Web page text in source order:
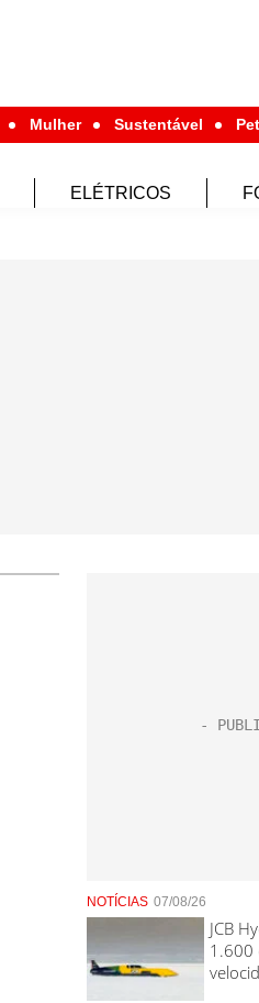
Mulher Sustentável Pet
ELÉTRICOS
NOTÍCIAS 07/08/26
JCB
1.600